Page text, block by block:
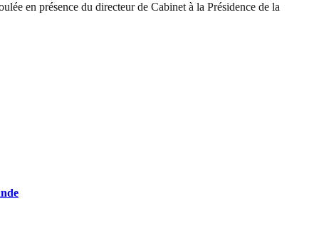
en présence du directeur de Cabinet à la Présidence de la